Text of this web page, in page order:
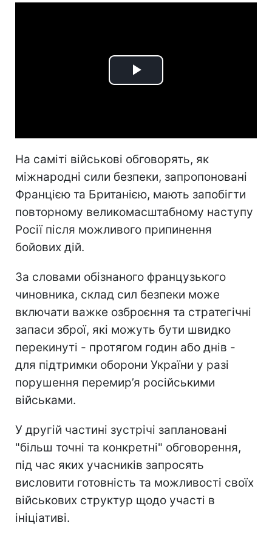
Play
На саміті військові обговорять, як
міжнародні сили безпеки, запропоновані
Францією та Британією, мають запобігти
повторному великомасштабному наступу
Росії після можливого припинення
бойових дій.
За словами обізнаного французького
чиновника, склад сил безпеки може
включати важке озброєння та стратегічні
запаси зброї, які можуть бути швидко
перекинуті - протягом годин або днів -
для підтримки оборони України у разі
порушення перемир’я російськими
військами.
У другій частині зустрічі заплановані
"більш точні та конкретні" обговорення,
під час яких учасників запросять
висловити готовність та можливості своїх
військових структур щодо участі в
ініціативі.